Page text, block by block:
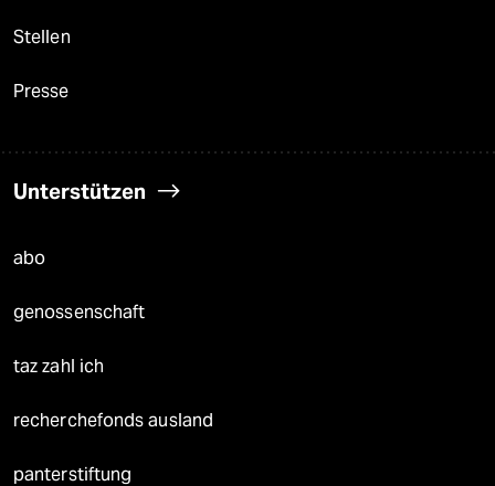
Stellen
Presse
Unterstützen
abo
genossenschaft
taz zahl ich
recherchefonds ausland
panterstiftung